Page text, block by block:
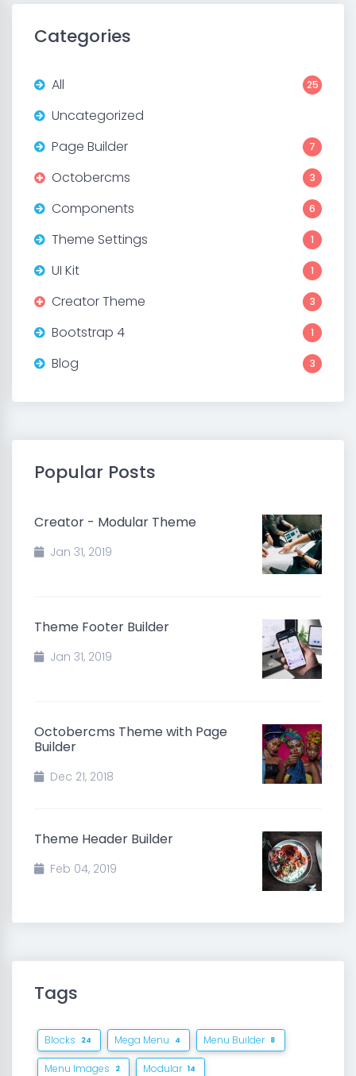
Categories
All 25
Uncategorized
Page Builder
7
Octobercms 3
Components 6
Theme Settings 1
UI Kit 1
Creator Theme 3
Bootstrap 4 1
Blog 3
Popular Posts
Creator - Modular Theme
Jan 31, 2019
Theme Footer Builder
Jan 31, 2019
Octobercms Theme with Page
Builder
Dec 21, 2018
Theme Header Builder
Feb 04, 2019
Tags
Blocks 24 Mega Menu 4 Menu Builder 8
Menu Images 2 Modular 14